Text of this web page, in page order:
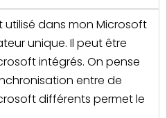
dans mon Microsoft
unique. Il peut être
intégrés. On pense
entre de
différents permet le